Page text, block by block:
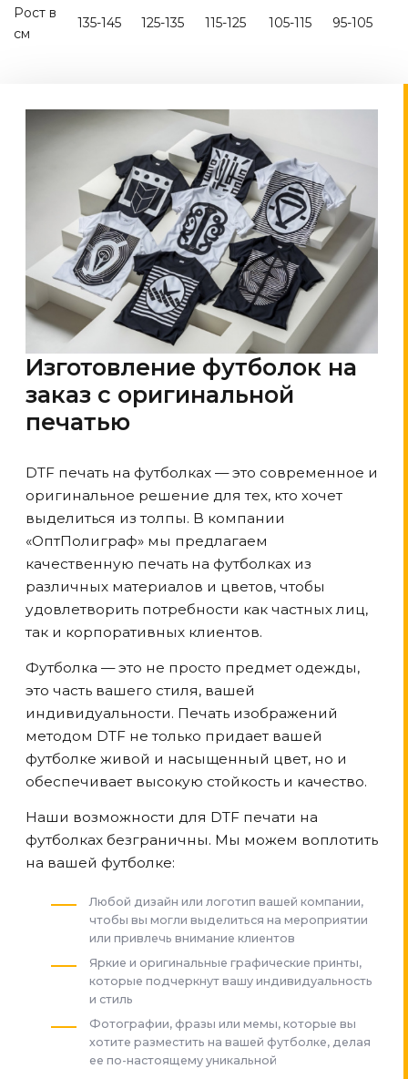
Рост в
см
135-145 125-135 115-125 105-115 95-105
Изготовление футболок на
заказ с оригинальной
печатью
DTF печать на футболках — это современное и
оригинальное решение для тех, кто хочет
выделиться из толпы. В компании
«ОптПолиграф» мы предлагаем
качественную печать на футболках из
различных материалов и цветов, чтобы
удовлетворить потребности как частных лиц,
так и корпоративных клиентов.
Футболка — это не просто предмет одежды,
это часть вашего стиля, вашей
индивидуальности. Печать изображений
методом DTF не только придает вашей
футболке живой и насыщенный цвет, но и
обеспечивает высокую стойкость и качество.
Наши возможности для DTF печати на
футболках безграничны. Мы можем воплотить
на вашей футболке:
Любой дизайн или логотип вашей компании,
чтобы вы могли выделиться на мероприятии
или привлечь внимание клиентов
Яркие и оригинальные графические принты,
которые подчеркнут вашу индивидуальность
и стиль
Фотографии, фразы или мемы, которые вы
хотите разместить на вашей футболке, делая
ее по-настоящему уникальной